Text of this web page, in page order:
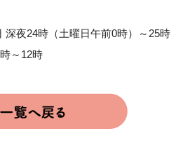
深夜24時（土曜日午前0時）～25時
～12時